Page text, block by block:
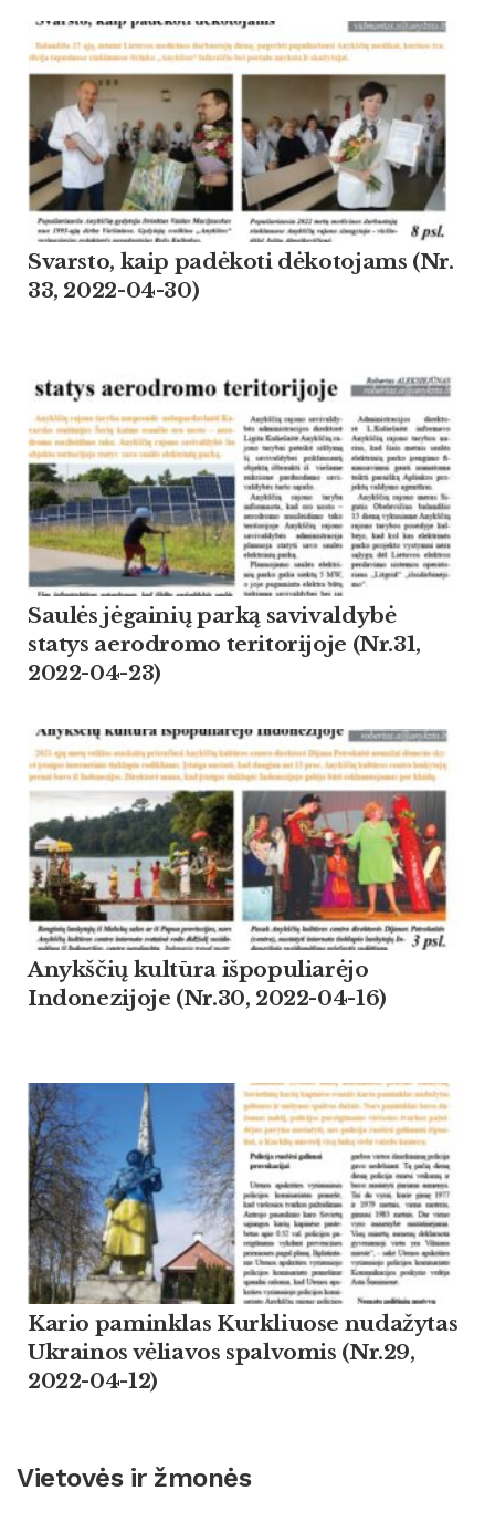
Svarsto, kaip padėkoti dėkotojams (Nr.
33, 2022-04-30)
Saulės jėgainių parką savivaldybė
statys aerodromo teritorijoje (Nr.31,
2022-04-23)
Anykščių kultūra išpopuliarėjo
Indonezijoje (Nr.30, 2022-04-16)
Kario paminklas Kurkliuose nudažytas
Ukrainos vėliavos spalvomis (Nr.29,
2022-04-12)
Vietovės ir žmonės